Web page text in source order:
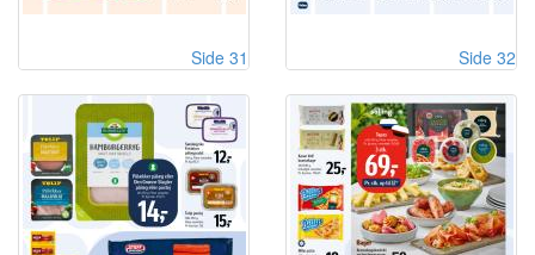
Side 31 Side 32